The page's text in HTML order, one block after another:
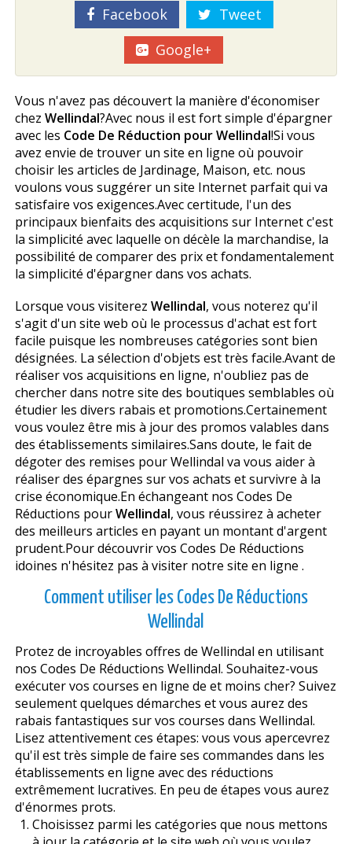
Facebook
Tweet
Google+
Vous n'avez pas découvert la manière d'économiser
chez Wellindal?Avec nous il est fort simple d'épargner
avec les Code De Réduction pour Wellindal!Si vous
avez envie de trouver un site en ligne où pouvoir
choisir les articles de Jardinage, Maison, etc. nous
voulons vous suggérer un site Internet parfait qui va
satisfaire vos exigences.Avec certitude, l'un des
principaux bienfaits des acquisitions sur Internet c'est
la simplicité avec laquelle on décèle la marchandise, la
possibilité de comparer des prix et fondamentalement
la simplicité d'épargner dans vos achats.
Lorsque vous visiterez Wellindal, vous noterez qu'il
s'agit d'un site web où le processus d'achat est fort
facile puisque les nombreuses catégories sont bien
désignées. La sélection d'objets est très facile.Avant de
réaliser vos acquisitions en ligne, n'oubliez pas de
chercher dans notre site des boutiques semblables où
étudier les divers rabais et promotions.Certainement
vous voulez être mis à jour des promos valables dans
des établissements similaires.Sans doute, le fait de
dégoter des remises pour Wellindal va vous aider à
réaliser des épargnes sur vos achats et survivre à la
crise économique.En échangeant nos Codes De
Réductions pourWellindal, vous réussirez à acheter
des meilleurs articles en payant un montant d'argent
prudent.Pour découvrir vos Codes De Réductions
idoines n'hésitez pas à visiter notre site en ligne .
Comment utiliser les Codes De Réductions
Wellindal
Profitez de incroyables offres de Wellindal en utilisant
nos Codes De Réductions Wellindal. Souhaitez-vous
exécuter vos courses en ligne de et moins cher? Suivez
seulement quelques démarches et vous aurez des
rabais fantastiques sur vos courses dans Wellindal.
Lisez attentivement ces étapes: vous vous apercevrez
qu'il est très simple de faire ses commandes dans les
établissements en ligne avec des réductions
extrêmement lucratives. En peu de étapes vous aurez
d'énormes profits.
Choisissez parmi les catégories que nous mettons